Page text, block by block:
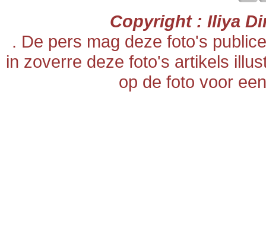
Copyright : Iliya
. De pers mag deze foto's
in zoverre deze foto's artikels
op de foto voor